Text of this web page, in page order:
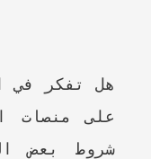
هل تفكر في
على منصات
شروط بعض